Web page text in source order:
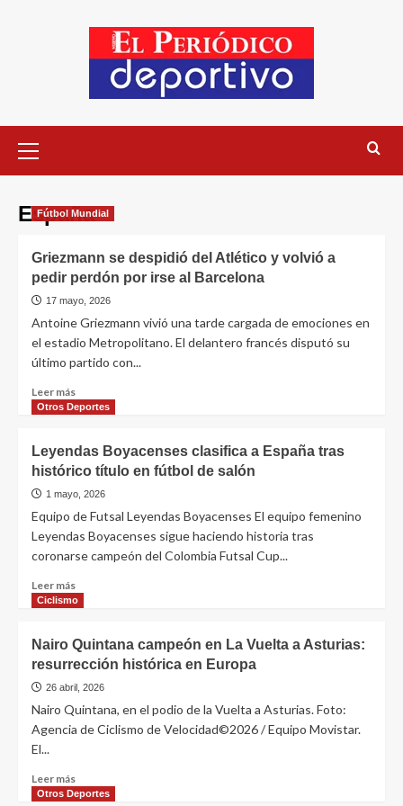
España
Fútbol Mundial
Griezmann se despidió del Atlético y volvió a
pedir perdón por irse al Barcelona
17 mayo, 2026
Antoine Griezmann vivió una tarde cargada de emociones en
el estadio Metropolitano. El delantero francés disputó su
último partido con...
Leer más
Otros Deportes
Leyendas Boyacenses clasifica a España tras
histórico título en fútbol de salón
1 mayo, 2026
Equipo de Futsal Leyendas Boyacenses El equipo femenino
Leyendas Boyacenses sigue haciendo historia tras
coronarse campeón del Colombia Futsal Cup...
Leer más
Ciclismo
Nairo Quintana campeón en La Vuelta a Asturias:
resurrección histórica en Europa
26 abril, 2026
Nairo Quintana, en el podio de la Vuelta a Asturias. Foto:
Agencia de Ciclismo de Velocidad©2026 / Equipo Movistar.
El...
Leer más
Otros Deportes